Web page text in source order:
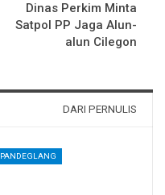
Dinas Perkim Minta
Satpol PP Jaga Alun-
alun Cilegon
DARI PERNULIS
PANDEGLANG